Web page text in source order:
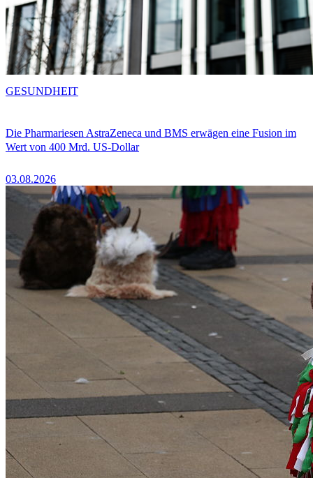
Die Pharmariesen AstraZeneca und BMS erwägen eine Fusion im
Wert von 400 Mrd. US-Dollar
03.08.2026
GESUNDHEIT